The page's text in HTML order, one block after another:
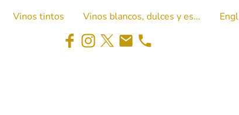
Vinos tintos Vinos blancos, dulces y espumosos